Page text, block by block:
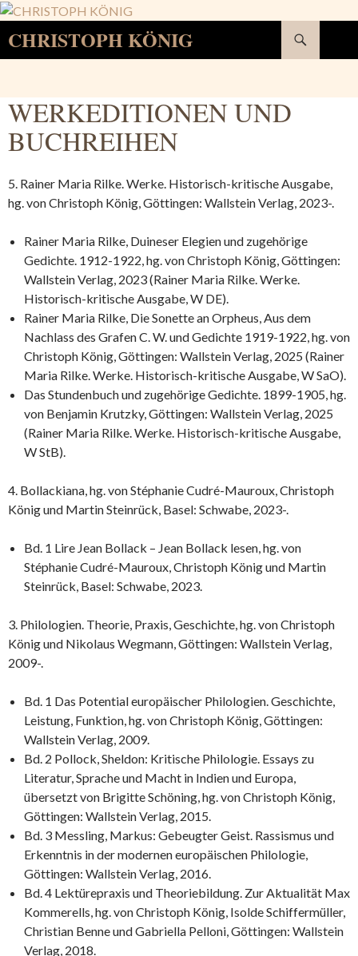
CHRISTOPH KÖNIG
WERKEDITIONEN UND
BUCHREIHEN
5. Rainer Maria Rilke. Werke. Historisch-kritische Ausgabe,
hg. von Christoph König, Göttingen: Wallstein Verlag, 2023-.
Rainer Maria Rilke, Duineser Elegien und zugehörige
Gedichte. 1912-1922, hg. von Christoph König, Göttingen:
Wallstein Verlag, 2023 (Rainer Maria Rilke. Werke.
Historisch-kritische Ausgabe, W DE).
Rainer Maria Rilke, Die Sonette an Orpheus, Aus dem
Nachlass des Grafen C. W. und Gedichte 1919-1922, hg. von
Christoph König, Göttingen: Wallstein Verlag, 2025 (Rainer
Maria Rilke. Werke. Historisch-kritische Ausgabe, W SaO).
Das Stundenbuch und zugehörige Gedichte. 1899-1905, hg.
von Benjamin Krutzky, Göttingen: Wallstein Verlag, 2025
(Rainer Maria Rilke. Werke. Historisch-kritische Ausgabe,
W StB).
4. Bollackiana, hg. von Stéphanie Cudré-Mauroux, Christoph
König und Martin Steinrück, Basel: Schwabe, 2023-.
Bd. 1 Lire Jean Bollack – Jean Bollack lesen, hg. von
Stéphanie Cudré-Mauroux, Christoph König und Martin
Steinrück, Basel: Schwabe, 2023.
3. Philologien. Theorie, Praxis, Geschichte, hg. von Christoph
König und Nikolaus Wegmann, Göttingen: Wallstein Verlag,
2009-.
Bd. 1 Das Potential europäischer Philologien. Geschichte,
Leistung, Funktion, hg. von Christoph König, Göttingen:
Wallstein Verlag, 2009.
Bd. 2 Pollock, Sheldon: Kritische Philologie. Essays zu
Literatur, Sprache und Macht in Indien und Europa,
übersetzt von Brigitte Schöning, hg. von Christoph König,
Göttingen: Wallstein Verlag, 2015.
Bd. 3 Messling, Markus: Gebeugter Geist. Rassismus und
Erkenntnis in der modernen europäischen Philologie,
Göttingen: Wallstein Verlag, 2016.
Bd. 4 Lektürepraxis und Theoriebildung. Zur Aktualität Max
Kommerells, hg. von Christoph König, Isolde Schiffermüller,
Christian Benne und Gabriella Pelloni, Göttingen: Wallstein
Verlag, 2018.